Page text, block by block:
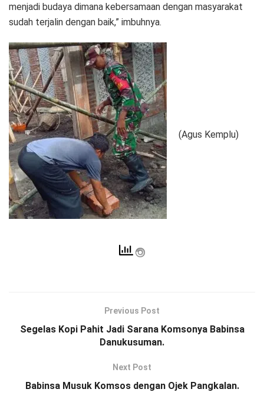
menjadi budaya dimana kebersamaan dengan masyarakat
sudah terjalin dengan baik,” imbuhnya.
(Agus Kemplu)
Previous Post
Segelas Kopi Pahit Jadi Sarana Komsonya Babinsa
Danukusuman.
Next Post
Babinsa Musuk Komsos dengan Ojek Pangkalan.